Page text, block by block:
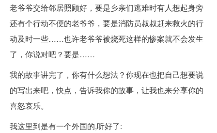
老爷爷交给邻居照顾好，要是乡亲们逃难时有人想起身旁
还有个行动不便的老爷爷，要是消防员叔叔赶来救火的行
动及时一些……也许老爷爷被烧死这样的惨案就不会发生
了，你说对吧？要是……
我的故事讲完了，你有什么想法？你现在也把自己想要说
的写出来吧，快点，告诉我你的故事，让我也来分享你的
喜怒哀乐。
我这里到是有一个外国的,听好了: